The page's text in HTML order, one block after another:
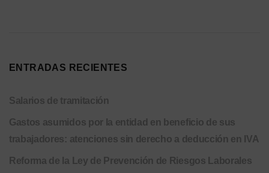
ENTRADAS RECIENTES
Salarios de tramitación
Gastos asumidos por la entidad en beneficio de sus
trabajadores: atenciones sin derecho a deducción en IVA
Reforma de la Ley de Prevención de Riesgos Laborales